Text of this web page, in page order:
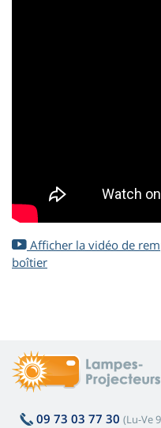
Afficher la vidéo de
boîtier
09 73 03 77 30 (Lu-Ve